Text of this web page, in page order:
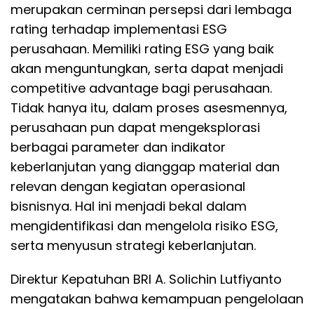
merupakan cerminan persepsi dari lembaga
rating terhadap implementasi ESG
perusahaan. Memiliki rating ESG yang baik
akan menguntungkan, serta dapat menjadi
competitive advantage bagi perusahaan.
Tidak hanya itu, dalam proses asesmennya,
perusahaan pun dapat mengeksplorasi
berbagai parameter dan indikator
keberlanjutan yang dianggap material dan
relevan dengan kegiatan operasional
bisnisnya. Hal ini menjadi bekal dalam
mengidentifikasi dan mengelola risiko ESG,
serta menyusun strategi keberlanjutan.
Direktur Kepatuhan BRI A. Solichin Lutfiyanto
mengatakan bahwa kemampuan pengelolaan